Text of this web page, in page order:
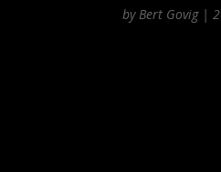
byBert Govig|